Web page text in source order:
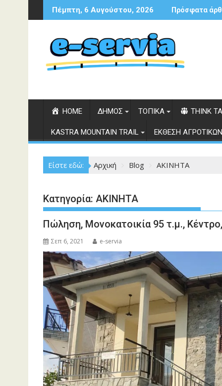
Περάστε
στο
Πέμπτη, 6 Αυγούστου, 2026 Πρόσφατα
HOME ΔΗΜΟΣ ΤΟΠΙΚΑ THINK
KASTRA MOUNTAIN TRAIL ΕΚΘΕΣΗ
Είστε εδώ: Αρχική Blog ΑΚΙΝΗΤΑ
Κατηγορία: ΑΚΙΝΗΤΑ
Πώληση, Μονοκατοικία 95 τ.μ.,
Σεπ 6, 2021 e-servia